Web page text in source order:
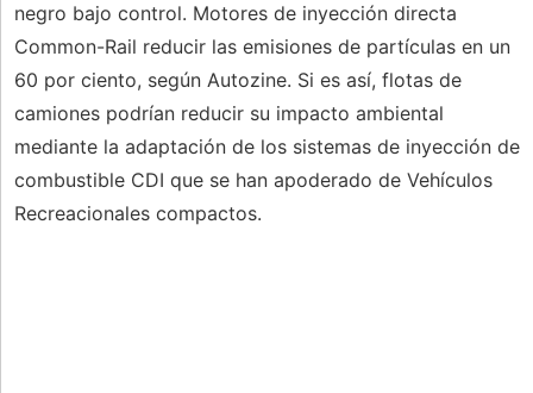
negro bajo control. Motores de inyección directa
Common-Rail reducir las emisiones de partículas en un
60 por ciento, según Autozine. Si es así, flotas de
camiones podrían reducir su impacto ambiental
mediante la adaptación de los sistemas de inyección de
combustible CDI que se han apoderado de Vehículos
Recreacionales compactos.